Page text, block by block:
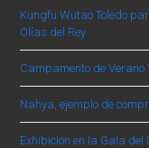
Kungfu Wutao Toledo
Olías del Rey
Campamento de Verano
Nahya, ejemplo de
Exhibición en la Gala